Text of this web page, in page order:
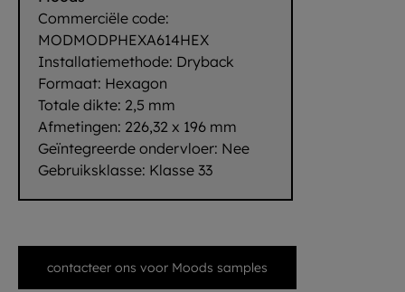
Commerciële code:
MODMODPHEXA614HEX
Installatiemethode: Dryback
Formaat: Hexagon
Totale dikte: 2,5 mm
Afmetingen: 226,32 x 196 mm
Geïntegreerde ondervloer: Nee
Gebruiksklasse: Klasse 33
contacteer ons voor Moods samples